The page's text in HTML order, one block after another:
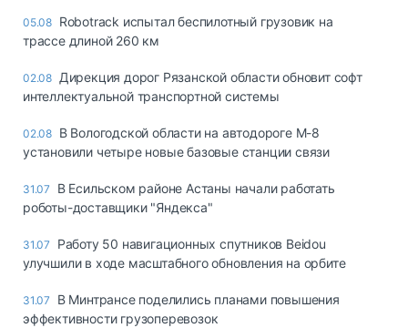
05.08 Robotrack испытал беспилотный грузовик на
трассе длиной 260 км
02.08 Дирекция дорог Рязанской области обновит софт
интеллектуальной транспортной системы
02.08 В Вологодской области на автодороге М-8
установили четыре новые базовые станции связи
31.07
В Есильском районе Астаны начали работать
роботы-доставщики "Яндекса"
31.07
Работу 50 навигационных спутников Beidou
улучшили в ходе масштабного обновления на орбите
31.07
В Минтрансе поделились планами повышения
эффективности грузоперевозок